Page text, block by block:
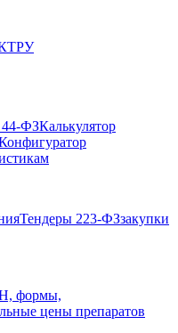
44-ФЗКалькулятор
Тендеры 223-ФЗзакупки
формы,
цены препаратов